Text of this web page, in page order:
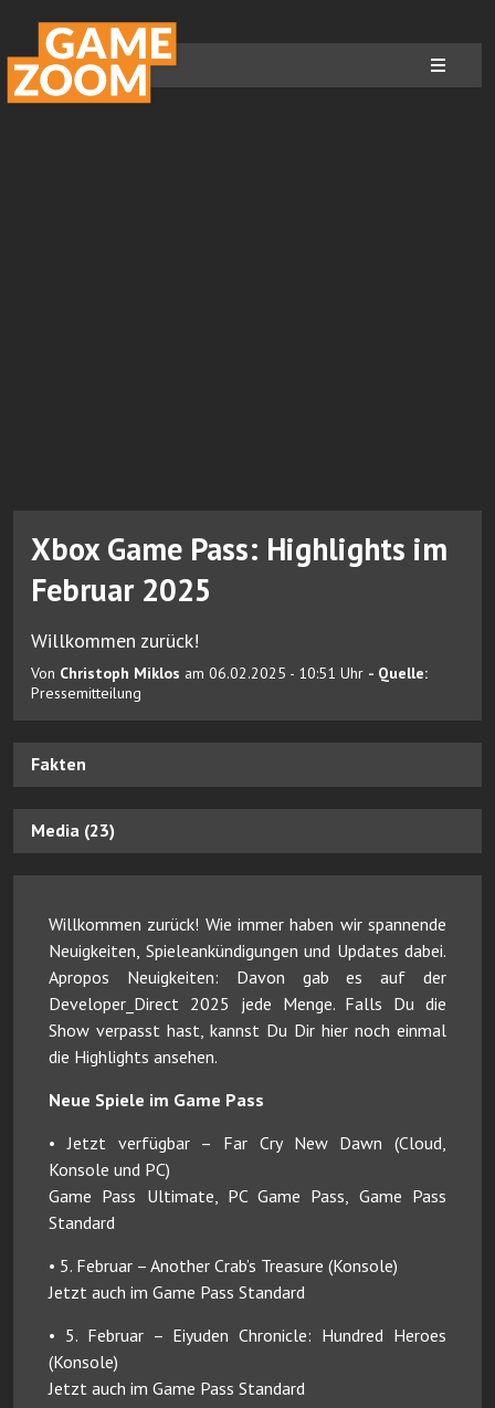
Xbox Game Pass: Highlights im
Februar 2025
Willkommen zurück!
Von Christoph Miklos am 06.02.2025 - 10:51 Uhr - Quelle:
Pressemitteilung
Fakten
Media (23)
Willkommen zurück! Wie immer haben wir spannende
Neuigkeiten, Spieleankündigungen und Updates dabei.
Apropos Neuigkeiten: Davon gab es auf der
Developer_Direct 2025 jede Menge. Falls Du die
Show verpasst hast, kannst Du Dir hier noch einmal
die Highlights ansehen.
Neue Spiele im Game Pass
• Jetzt verfügbar – Far Cry New Dawn (Cloud,
Konsole und PC)
Game Pass Ultimate, PC Game Pass, Game Pass
Standard
• 5. Februar – Another Crab’s Treasure (Konsole)
Jetzt auch im Game Pass Standard
• 5. Februar – Eiyuden Chronicle: Hundred Heroes
(Konsole)
Jetzt auch im Game Pass Standard